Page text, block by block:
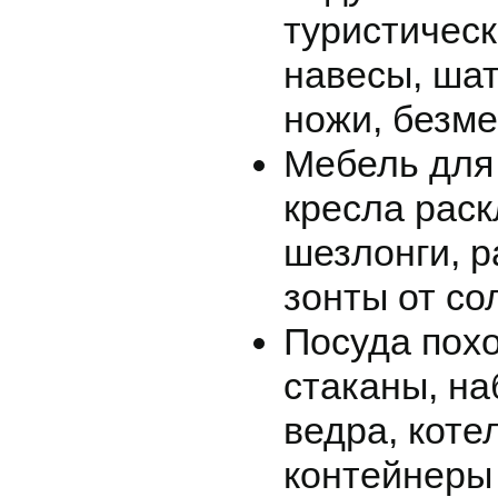
навесы,
ножи,
Мебель для
кресла
шезлонги,
зонты от
Посуда
стаканы,
ведра,